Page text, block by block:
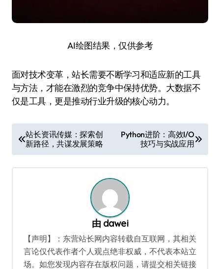
AI绘图结果，仅供参考
面对技术变革，站长需要不断学习和适应新的工具
与方法，才能在激烈的竞争中保持优势。大数据不
仅是工具，更是推动行业升级的核心动力。
章
导
站长资讯传媒：探索创
新路径，共谋发展策略
Python进阶：高效I/O
技巧与实战应用
由 dawei
【声明】：东营站长网内容转载自互联网，其相关
言论仅代表作者个人观点绝非权威，不代表本站立
场。如您发现内容存在版权问题，请提交相关链接